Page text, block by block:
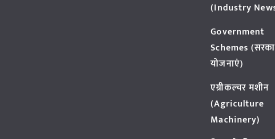
(Industry
Government
Schemes
योजनाएं)
एग्रीकल्चर मशीन
(Agriculture
Machinery)